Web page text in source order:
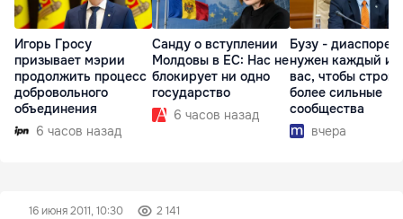
Игорь Гросу
призывает мэрии
продолжить процесс
добровольного
объединения
6 часов назад
Санду о вступлении
Молдовы в ЕС: Нас не
блокирует ни одно
государство
6 часов назад
Бузу - диаспоре:
нужен каждый из
вас, чтобы
более сильные
сообщества
вчера
16 июня 2011, 10:30 2 141